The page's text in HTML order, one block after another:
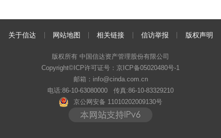
关于信达 网站地图 相关链接 信访举报 版权声明
版权所有 中国信达资产管理股份有限公司
Copyright©ICP许可证号： 京ICP备05020480号-1
邮箱：info@cinda.com.cn
电话:86-10-63080000 传真:86-10-83329210
京公网安备 11010202009130号